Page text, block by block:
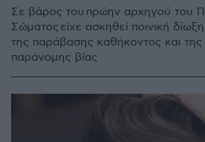
Σε βάρος του πρώην αρχηγού του
Σώματος είχε ασκηθεί ποινική
της παράβασης καθήκοντος και της
παράνομης βίας